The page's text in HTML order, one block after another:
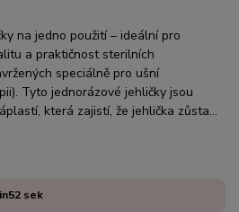
na jedno použití – ideální pro
a praktičnost sterilních
speciálně pro ušní
Tyto jednorázové jehličky jsou
která zajistí, že jehlička zůsta...
51sek